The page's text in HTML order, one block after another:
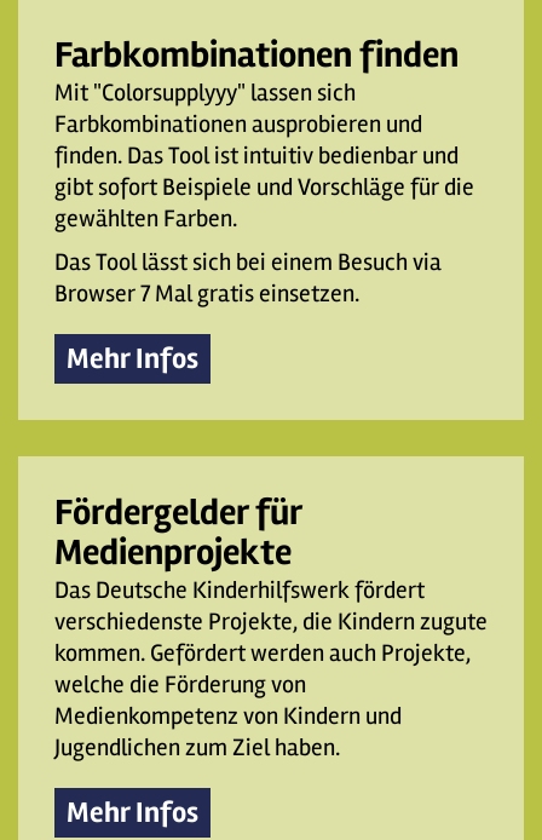
Farbkombinationen finden
Mit "Colorsupplyyy" lassen sich
Farbkombinationen ausprobieren und
finden. Das Tool ist intuitiv bedienbar und
gibt sofort Beispiele und Vorschläge für die
gewählten Farben.
Das Tool lässt sich bei einem Besuch via
Browser 7 Mal gratis einsetzen.
Mehr Infos
Fördergelder für
Medienprojekte
Das Deutsche Kinderhilfswerk fördert
verschiedenste Projekte, die Kindern zugute
kommen. Gefördert werden auch Projekte,
welche die Förderung von
Medienkompetenz von Kindern und
Jugendlichen zum Ziel haben.
Mehr Infos